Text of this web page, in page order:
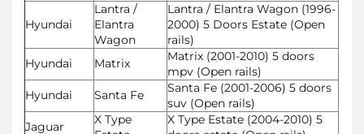
Hyundai
Lantra /
Elantra
Wagon
Lantra / Elantra Wagon (1996-
2000) 5 Doors Estate (Open
rails)
Hyundai
Matrix
Matrix (2001-2010) 5 doors
mpv (Open rails)
Hyundai
Santa Fe
Santa Fe (2001-2006) 5 doors
suv (Open rails)
Jaguar
X Type
X Type Estate (2004-2010) 5